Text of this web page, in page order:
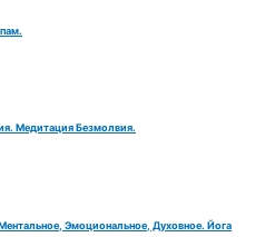
Медитация Безмолвия.
Эмоциональное, Духовное. Йога